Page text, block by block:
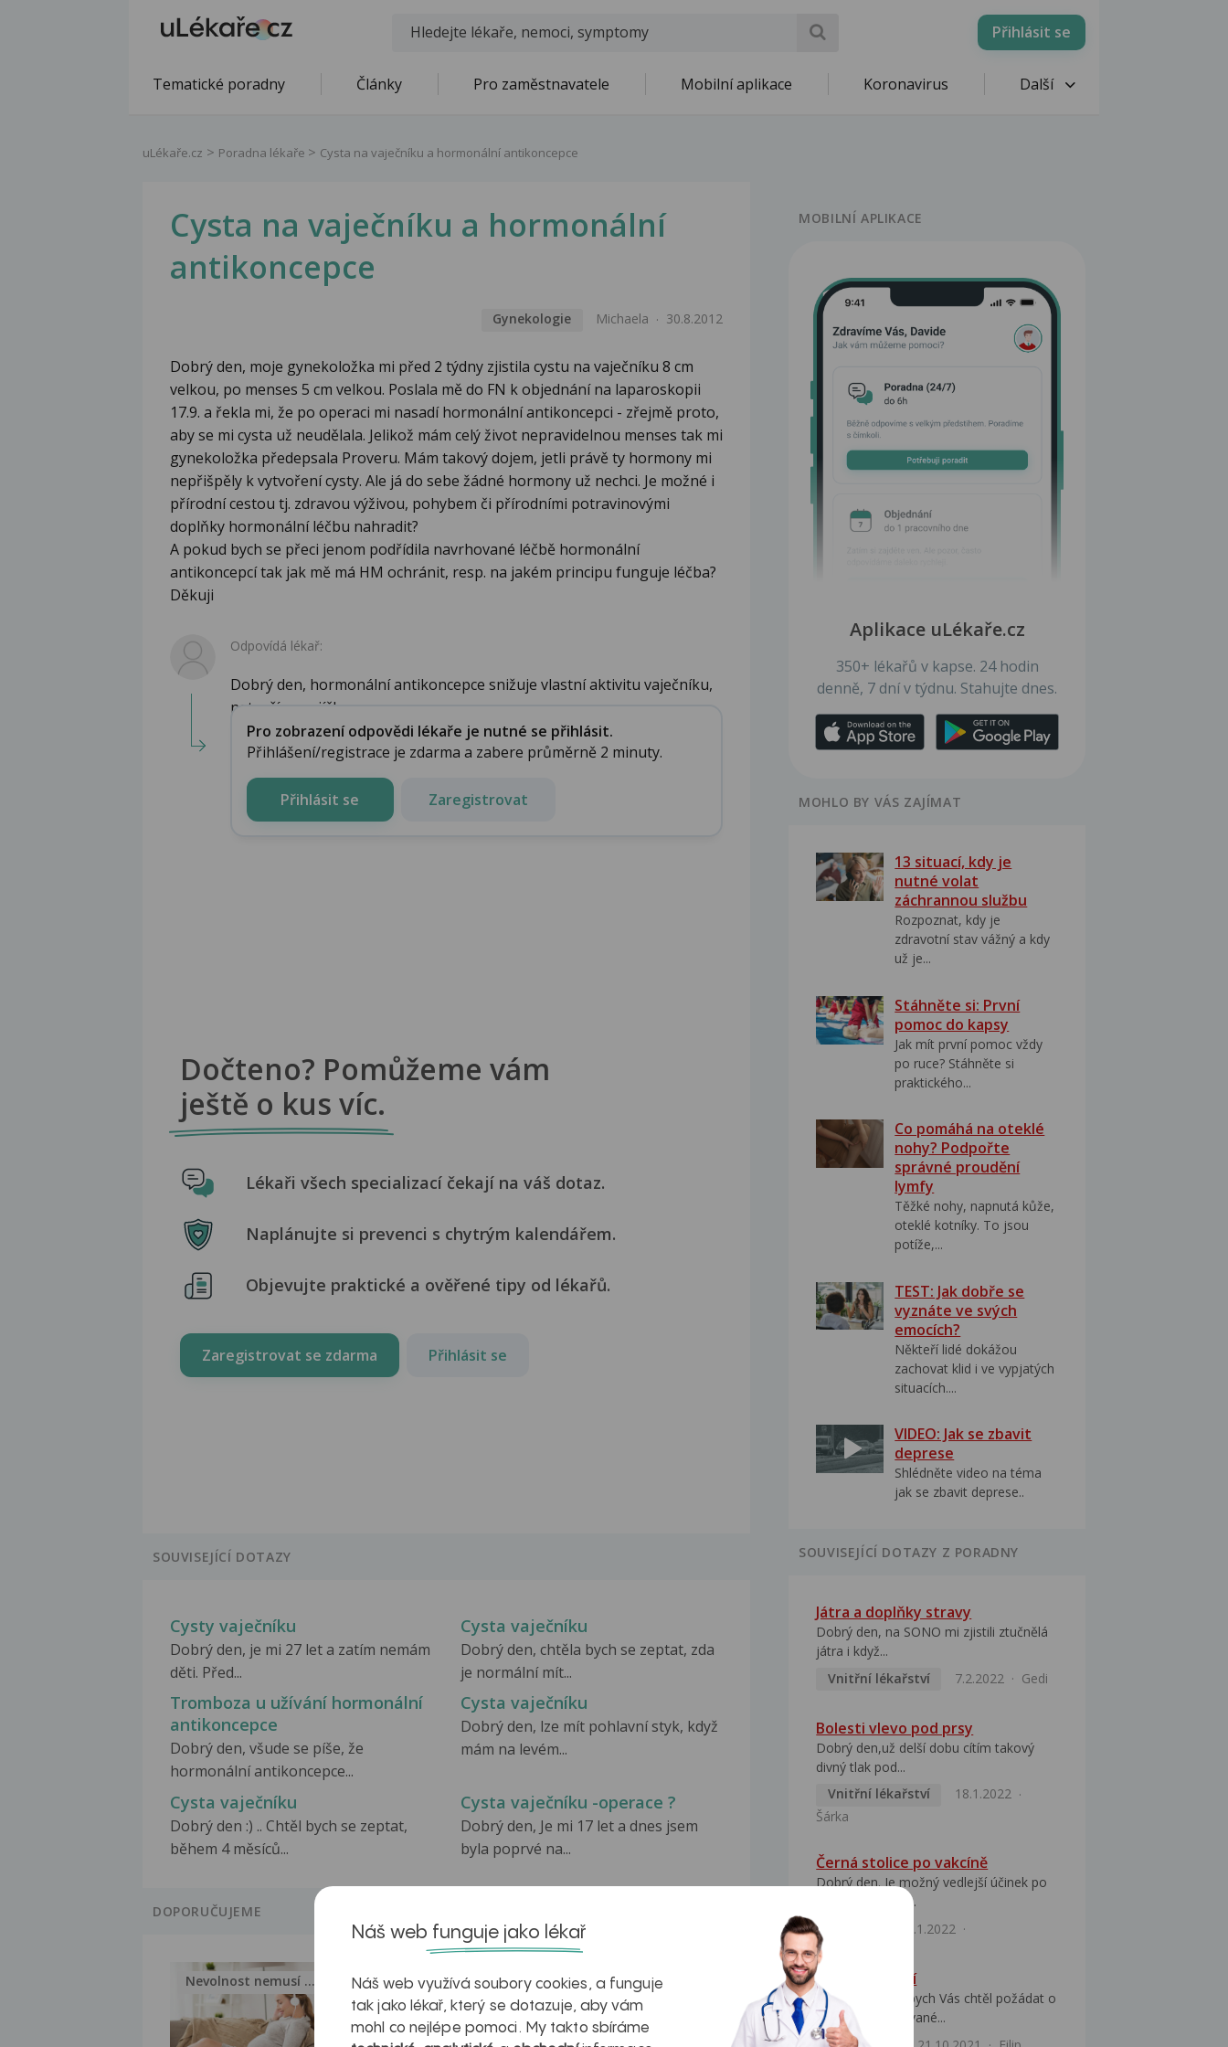
Přihlásit se
Tematické poradny Články Pro zaměstnavatele Mobilní aplikace Koronavirus Další
uLékaře.cz Poradna lékaře Cysta na vaječníku a hormonální antikoncepce
Cysta na vaječníku a hormonální
antikoncepce
Gynekologie Michaela 30.8.2012
Dobrý den, moje gynekoložka mi před 2 týdny zjistila cystu na vaječníku 8 cm
velkou, po menses 5 cm velkou. Poslala mě do FN k objednání na laparoskopii
17.9. a řekla mi, že po operaci mi nasadí hormonální antikoncepci - zřejmě proto,
aby se mi cysta už neudělala. Jelikož mám celý život nepravidelnou menses tak mi
gynekoložka předepsala Proveru. Mám takový dojem, jetli právě ty hormony mi
nepřišpěly k vytvoření cysty. Ale já do sebe žádné hormony už nechci. Je možné i
přírodní cestou tj. zdravou výživou, pohybem či přírodními potravinovými
doplňky hormonální léčbu nahradit?
A pokud bych se přeci jenom podřídila navrhované léčbě hormonální
antikoncepcí tak jak mě má HM ochránit, resp. na jakém principu funguje léčba?
Děkuji
Odpovídá lékař:
Dobrý den, hormonální antikoncepce snižuje vlastní aktivitu vaječníku,
netvoří se vajíčka...
Pro zobrazení odpovědi lékaře je nutné se přihlásit.
Přihlášení/registrace je zdarma a zabere průměrně 2 minuty.
Přihlásit se Zaregistrovat
Dočteno? Pomůžeme vám
ještě o kus víc.
Lékaři všech specializací čekají na váš dotaz.
Naplánujte si prevenci s chytrým kalendářem.
Objevujte praktické a ověřené tipy od lékařů.
Zaregistrovat se zdarma Přihlásit se
SOUVISEJÍCÍ DOTAZY
Cysty vaječníku
Dobrý den, je mi 27 let a zatím nemám
děti. Před...
Cysta vaječníku
Dobrý den, chtěla bych se zeptat, zda
je normální mít...
Tromboza u užívání hormonální
antikoncepce
Dobrý den, všude se píše, že
hormonální antikoncepce...
Cysta vaječníku
Dobrý den, lze mít pohlavní styk, když
mám na levém...
Cysta vaječníku
Dobrý den :) .. Chtěl bych se zeptat,
během 4 měsíců...
Cysta vaječníku -operace ?
Dobrý den, Je mi 17 let a dnes jsem
byla poprvé na...
DOPORUČUJEME
Nevolnost nemusí být nutnou... Jak na zdravá játra?
MOBILNÍ APLIKACE
Aplikace uLékaře.cz
350+ lékařů v kapse. 24 hodin
denně, 7 dní v týdnu. Stahujte dnes.
MOHLO BY VÁS ZAJÍMAT
13 situací, kdy je
nutné volat
záchrannou službu
Rozpoznat, kdy je
zdravotní stav vážný a kdy
už je...
Stáhněte si: První
pomoc do kapsy
Jak mít první pomoc vždy
po ruce? Stáhněte si
praktického...
Co pomáhá na oteklé
nohy? Podpořte
správné proudění
lymfy
Těžké nohy, napnutá kůže,
oteklé kotníky. To jsou
potíže,...
TEST: Jak dobře se
vyznáte ve svých
emocích?
Někteří lidé dokážou
zachovat klid i ve vypjatých
situacích....
VIDEO: Jak se zbavit
deprese
Shlédněte video na téma
jak se zbavit deprese..
SOUVISEJÍCÍ DOTAZY Z PORADNY
Játra a doplňky stravy
Dobrý den, na SONO mi zjistili ztučnělá
játra i když...
Vnitřní lékařství
7.2.2022 Gedi
Bolesti vlevo pod prsy
Dobrý den,už delší dobu cítím takový
divný tlak pod...
Vnitřní lékařství
18.1.2022
Šárka
Černá stolice po vakcíně
Dobrý den. Je možný vedlejší účinek po
3 dávce vakcíny...
12.1.2022
Bolest zápěstí
Dobrý den, rád bych Vás chtěl požádat o
názor na opakované...
Náš web funguje jako lékař
Náš web využívá soubory cookies, a funguje
tak jako lékař, který se dotazuje, aby vám
mohl co nejlépe pomoci. My takto sbíráme